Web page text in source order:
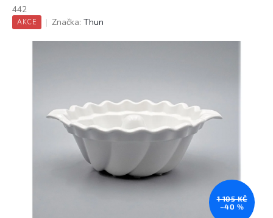
442
AKCE Značka: Thun
1 105 KČ
–40 %